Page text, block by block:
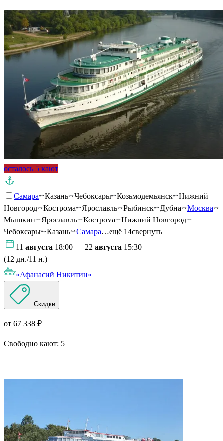
осталось 5 кают
Самара Казань Чебоксары Козьмодемьянск
Нижний
Новгород
Кострома Ярославль Рыбинск Дубна
Москва
Мышкин
Ярославль Кострома
Нижний Новгород
Чебоксары
Казань Самара…ещё 14свернуть
11 августа 18:00 — 22 августа 15:30
(12 дн./11 н.)
«Афанасий Никитин»
Скидки
от 67 338 ₽
Свободно кают: 5